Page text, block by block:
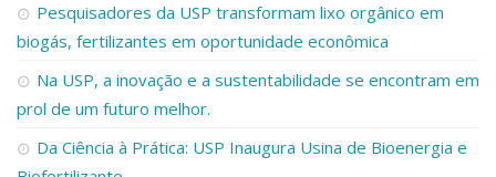
Pesquisadores da USP transformam lixo orgânico em
biogás, fertilizantes em oportunidade econômica
Na USP, a inovação e a sustentabilidade se encontram em
prol de um futuro melhor.
Da Ciência à Prática: USP Inaugura Usina de Bioenergia e